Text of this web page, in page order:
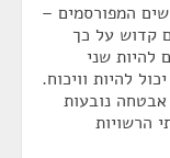
המפורסמים –
קדוש על כך
להיות שני
להיות וויכוח.
אבטחה נובעות
הרשויות